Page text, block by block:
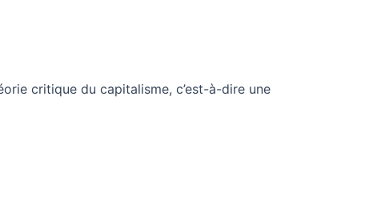
critique du capitalisme, c’est-à-dire une